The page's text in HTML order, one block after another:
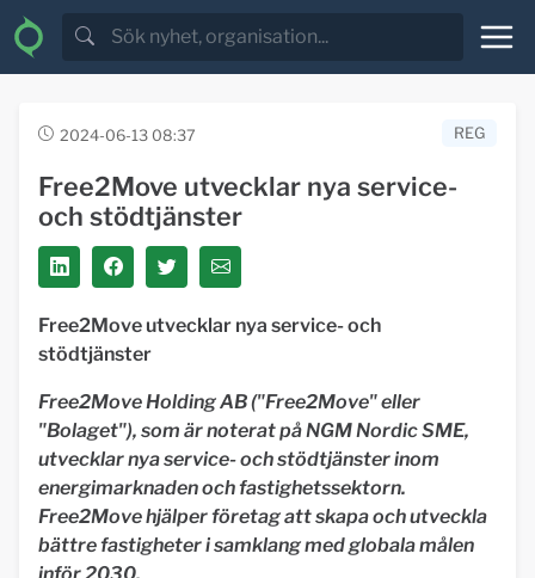
2024-06-13 08:37 REG
Free2Move utvecklar nya service-
och stödtjänster
Free2Move utvecklar nya service- och
stödtjänster
Free2Move Holding AB ("Free2Move" eller
"Bolaget"), som är noterat på NGM Nordic SME,
utvecklar nya service- och stödtjänster inom
energimarknaden och fastighetssektorn.
Free2Move hjälper företag att skapa och utveckla
bättre fastigheter i samklang med globala målen